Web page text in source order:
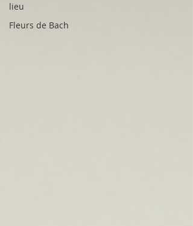
lieu
Fleurs de Bach